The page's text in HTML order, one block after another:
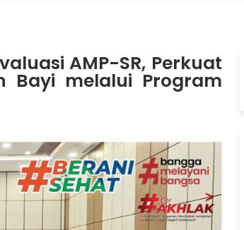
AMP-SR, Perkuat
Bayi melalui Program